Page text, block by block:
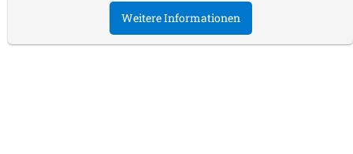
Weitere Informationen